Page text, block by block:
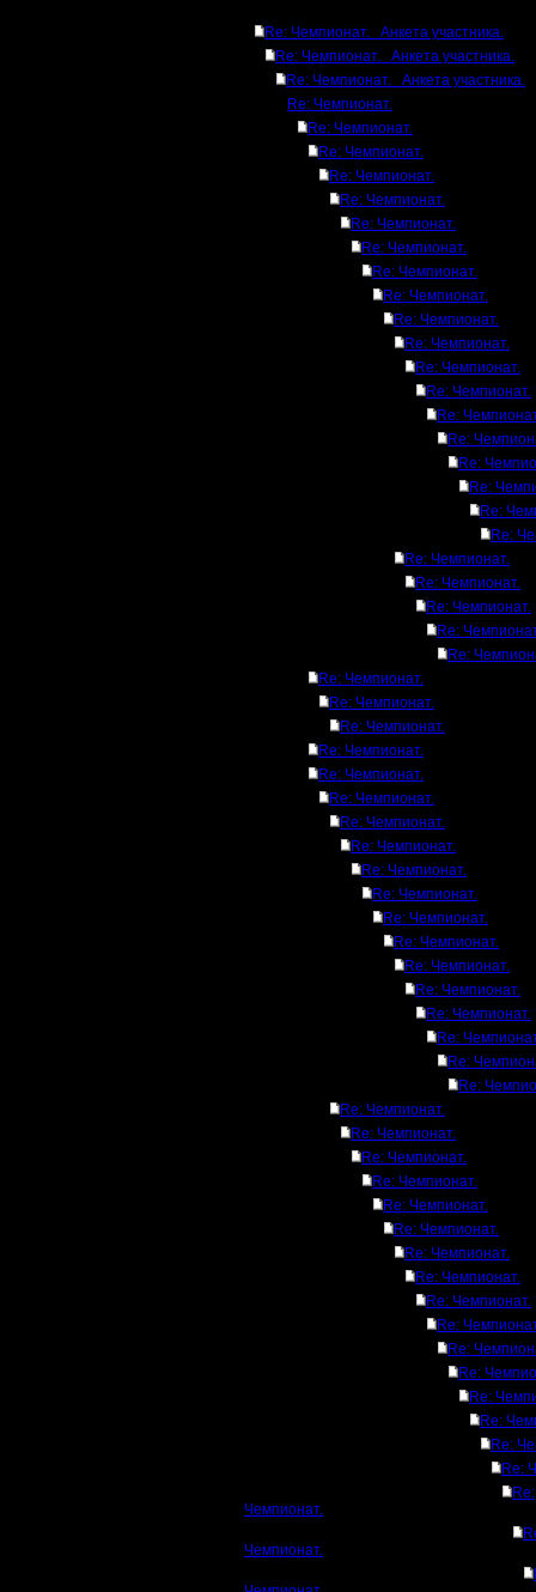
Re: Чемпионат. Анкета участника.
Re: Чемпионат. Анкета участника.
Re: Чемпионат. Анкета участника.
Re: Чемпионат.
Re: Чемпионат.
Re: Чемпионат.
Re: Чемпионат.
Re: Чемпионат.
Re: Чемпионат.
Re: Чемпионат.
Re: Чемпионат.
Re: Чемпионат.
Re: Чемпионат.
Re: Чемпионат.
Re: Чемпионат.
Re: Чемпионат.
Re:
Re:
Re:
Re:
Re:
Re:
Re: Чемпионат.
Re: Чемпионат.
Re: Чемпионат.
Re:
Re:
Re: Чемпионат.
Re: Чемпионат.
Re: Чемпионат.
Re: Чемпионат.
Re: Чемпионат.
Re: Чемпионат.
Re: Чемпионат.
Re: Чемпионат.
Re: Чемпионат.
Re: Чемпионат.
Re: Чемпионат.
Re: Чемпионат.
Re: Чемпионат.
Re: Чемпионат.
Re: Чемпионат.
Re:
Re:
Re:
Re: Чемпионат.
Re: Чемпионат.
Re: Чемпионат.
Re: Чемпионат.
Re: Чемпионат.
Re: Чемпионат.
Re: Чемпионат.
Re: Чемпионат.
Re: Чемпионат.
Re:
Re:
Re:
Re:
Re:
Re:
Re:
Re:
Чемпионат.
Чемпионат.